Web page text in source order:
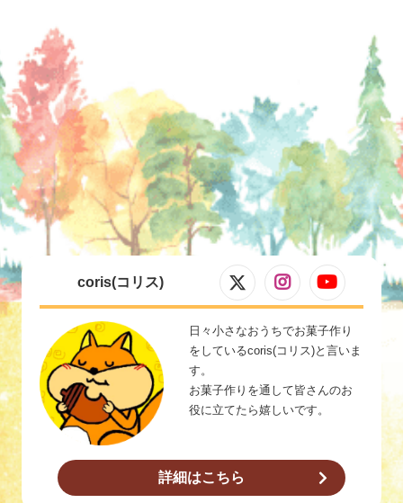
coris(コリス)
日々小さなおうちでお菓子作り
をしているcoris(コリス)と言いま
す。
お菓子作りを通して皆さんのお
役に立てたら嬉しいです。
詳細はこちら